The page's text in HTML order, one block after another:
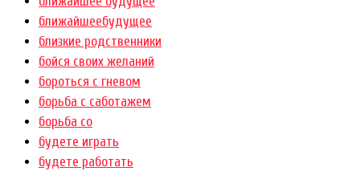
ближайшеебудущее
близкие родственники
бойся своих желаний
бороться с гневом
борьба с саботажем
борьба со
будете играть
будете работать